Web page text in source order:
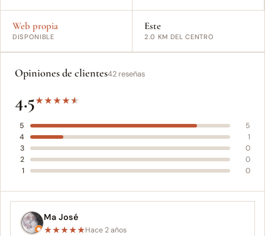
Web propia
DISPONIBLE
Este
2.0 KM DEL CENTRO
Opiniones de clientes42 reseñas
4.5★★★★★
5
5
4
1
3
0
2
0
1
0
Ma José
★★★★★Hace 2 años